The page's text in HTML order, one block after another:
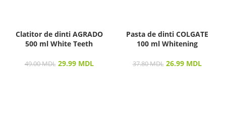
Clatitor de dinti AGRADO
500 ml White Teeth
49.00MDL 29.99 MDL
Pasta de dinti COLGATE
100 ml Whitening
37.80MDL 26.99 MDL